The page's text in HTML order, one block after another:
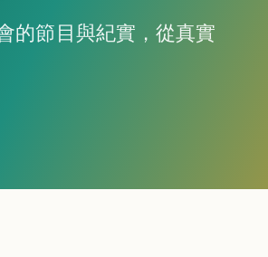
的節目與紀實，從真實